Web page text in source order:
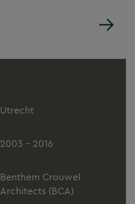
Utrecht
2003 - 2016
Benthem Crouwel
Architects (BCA)